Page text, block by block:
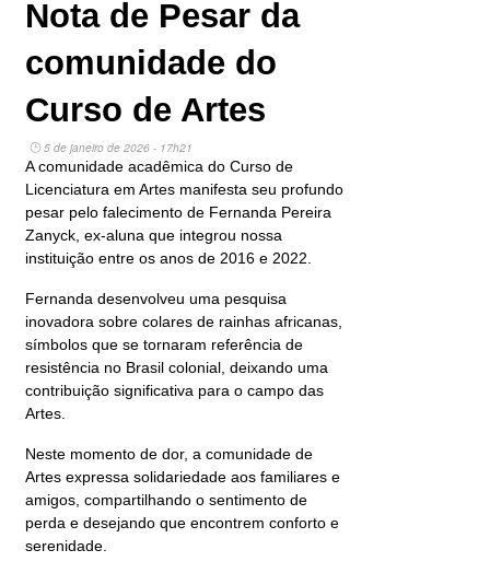
Nota de Pesar da
comunidade do
Curso de Artes
5 de janeiro de 2026 - 17h21
A comunidade acadêmica do Curso de
Licenciatura em Artes manifesta seu profundo
pesar pelo falecimento de Fernanda Pereira
Zanyck, ex-aluna que integrou nossa
instituição entre os anos de 2016 e 2022.
Fernanda desenvolveu uma pesquisa
inovadora sobre colares de rainhas africanas,
símbolos que se tornaram referência de
resistência no Brasil colonial, deixando uma
contribuição significativa para o campo das
Artes.
Neste momento de dor, a comunidade de
Artes expressa solidariedade aos familiares e
amigos, compartilhando o sentimento de
perda e desejando que encontrem conforto e
serenidade.